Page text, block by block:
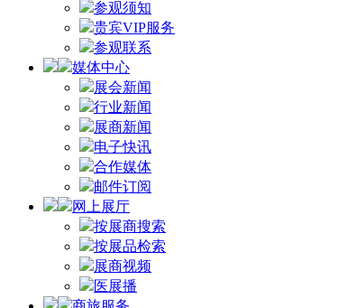
参观须知
贵宾VIP服务
参观联系
媒体中心
展会新闻
行业新闻
展商新闻
电子快讯
合作媒体
邮件订阅
网上展厅
按展商搜索
按展品检索
展商视频
医展播